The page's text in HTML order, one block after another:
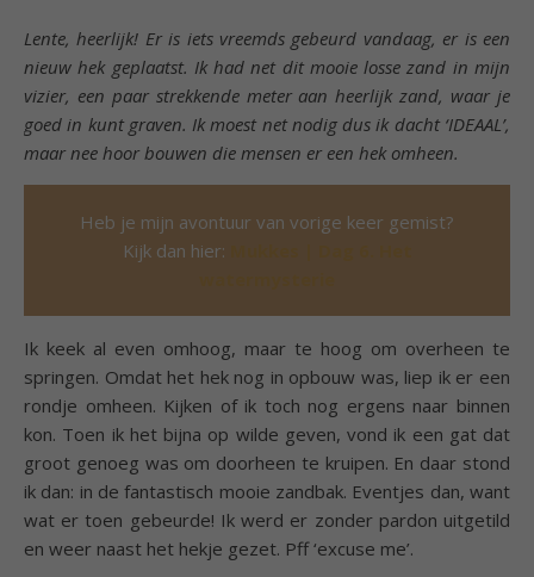
Lente, heerlijk! Er is iets vreemds gebeurd vandaag, er is een
nieuw hek geplaatst. Ik had net dit mooie losse zand in mijn
vizier, een paar strekkende meter aan heerlijk zand, waar je
goed in kunt graven. Ik moest net nodig dus ik dacht ‘IDEAAL’,
maar nee hoor bouwen die mensen er een hek omheen.
Heb je mijn avontuur van vorige keer gemist?
Kijk dan hier:
Ik keek al even omhoog, maar te hoog om overheen te
springen. Omdat het hek nog in opbouw was, liep ik er een
rondje omheen. Kijken of ik toch nog ergens naar binnen
kon. Toen ik het bijna op wilde geven, vond ik een gat dat
groot genoeg was om doorheen te kruipen. En daar stond
ik dan: in de fantastisch mooie zandbak. Eventjes dan, want
wat er toen gebeurde! Ik werd er zonder pardon uitgetild
en weer naast het hekje gezet. Pff ‘excuse me’.